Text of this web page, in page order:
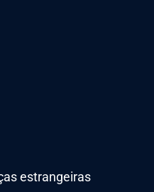
estrangeiras